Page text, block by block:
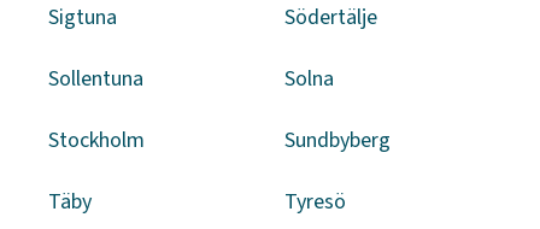
Sigtuna Södertälje
Sollentuna Solna
Stockholm Sundbyberg
Täby Tyresö